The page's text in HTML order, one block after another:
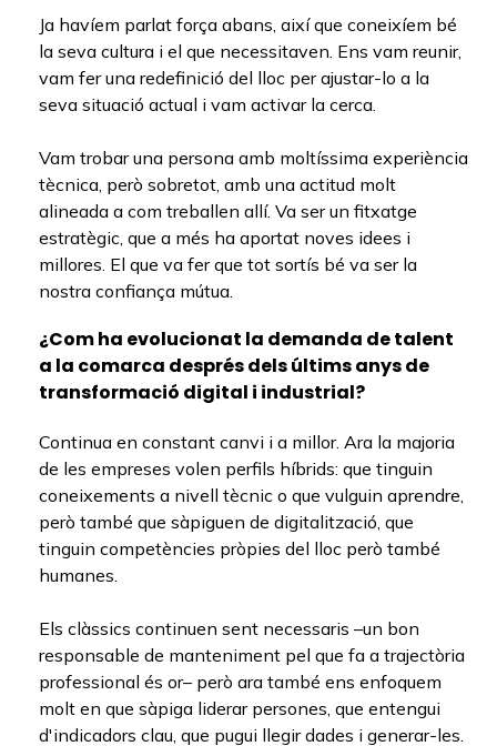
Ja havíem parlat força abans, així que coneixíem bé
la seva cultura i el que necessitaven. Ens vam reunir,
vam fer una redefinició del lloc per ajustar-lo a la
seva situació actual i vam activar la cerca.
Vam trobar una persona amb moltíssima experiència
tècnica, però sobretot, amb una actitud molt
alineada a com treballen allí. Va ser un fitxatge
estratègic, que a més ha aportat noves idees i
millores. El que va fer que tot sortís bé va ser la
nostra confiança mútua.
¿Com ha evolucionat la demanda de talent
a la comarca després dels últims anys de
transformació digital i industrial?
Continua en constant canvi i a millor. Ara la majoria
de les empreses volen perfils híbrids: que tinguin
coneixements a nivell tècnic o que vulguin aprendre,
però també que sàpiguen de digitalització, que
tinguin competències pròpies del lloc però també
humanes.
Els clàssics continuen sent necessaris –un bon
responsable de manteniment pel que fa a trajectòria
professional és or– però ara també ens enfoquem
molt en que sàpiga liderar persones, que entengui
d'indicadors clau, que pugui llegir dades i generar-les.